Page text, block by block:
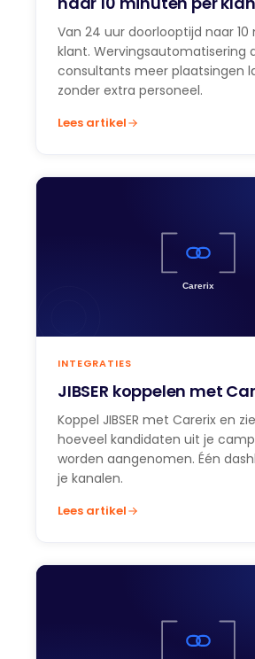
Van 24 uur doorlooptijd naar
klant. Wervingsautomatisering
consultants meer plaatsingen
zonder extra personeel.
Lees artikel
INTEGRATIES
JIBSER koppelen met
Koppel JIBSER met Carerix en
hoeveel kandidaten uit je
worden aangenomen. Één
je kanalen.
Lees artikel